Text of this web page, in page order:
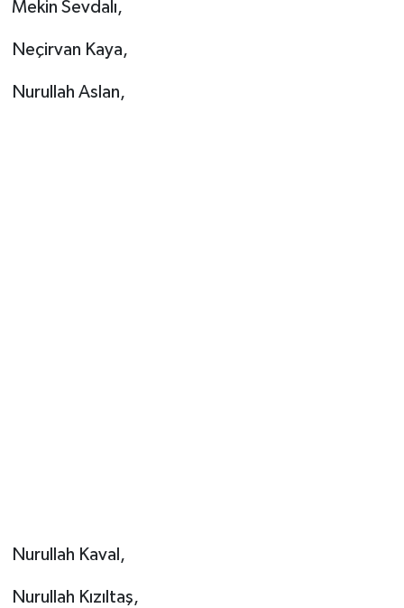
Mekin Sevdalı,
Neçirvan Kaya,
Nurullah Aslan,
Nurullah Kaval,
Nurullah Kızıltaş,